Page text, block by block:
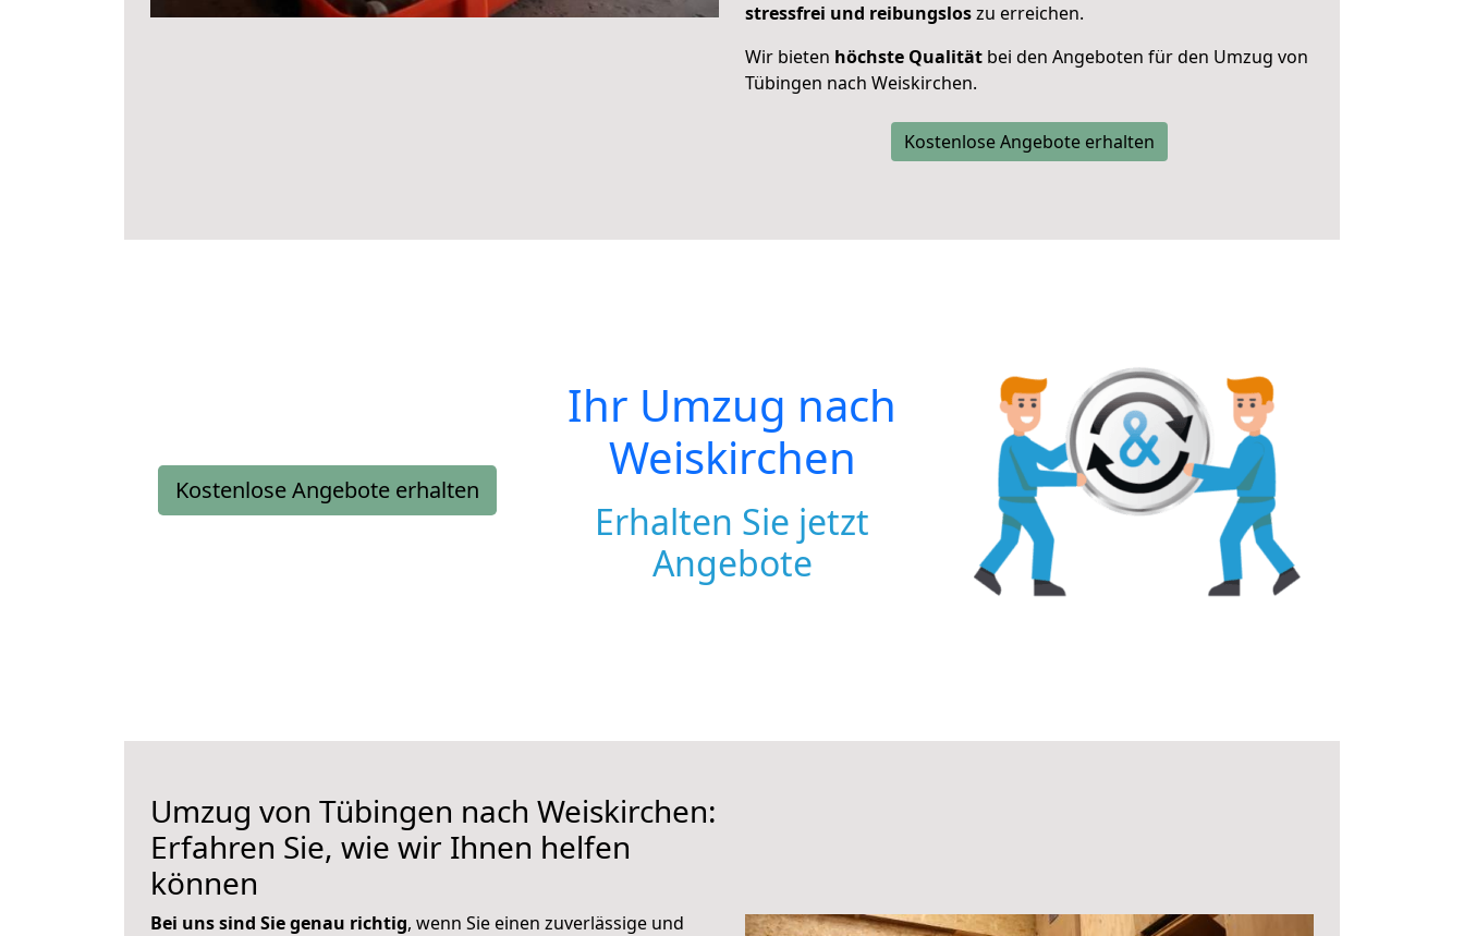
stressfrei und reibungsloszu erreichen.
Wir bieten höchste Qualität bei den Angeboten für den Umzug von
Tübingen nach Weiskirchen.
Kostenlose Angebote erhalten
Kostenlose Angebote erhalten
Ihr Umzug nach
Weiskirchen
Erhalten Sie jetzt
Angebote
Umzug von Tübingen nach Weiskirchen:
Erfahren Sie, wie wir Ihnen helfen
können
Bei uns sind Sie genau richtig, wenn Sie einen zuverlässige und